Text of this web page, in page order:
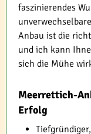
faszinierendes
Anbau ist die
und ich kann
sich die Mühe
Meerrettich-
Erfolg